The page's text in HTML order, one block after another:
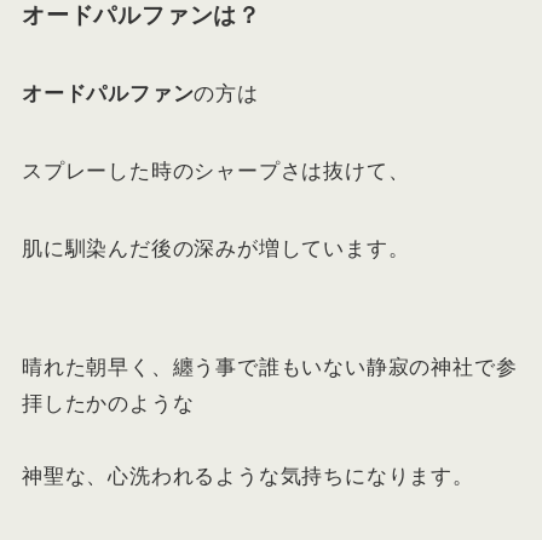
オードパルファンは？
オードパルファンの方は
スプレーした時のシャープさは抜けて、
肌に馴染んだ後の深みが増しています。
晴れた朝早く、纏う事で誰もいない静寂の神社で参
拝したかのような
神聖な、心洗われるような気持ちになります。